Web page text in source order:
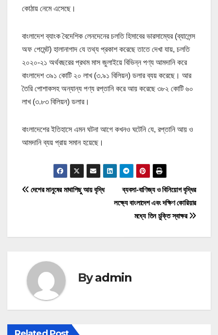
কোঠায় নেমে এসেছে।
বাংলাদেশ ব্যাংক বৈদেশিক লেনদেনের চলতি হিসাবের ভারসাম্যের (ব্যালেন্স
অফ পেমেন্ট) হালানাগাদ যে তথ্য প্রকাশ করেছে তাতে দেখা যায়, চলতি
২০২০-২১ অর্থবছরের প্রথম মাস জুলাইয়ে বিভিন্ন পণ্য আমদানি করে
বাংলাদেশ ৩৯১ কোটি ২০ লাখ (৩.৯১ বিলিয়ন) ডলার ব্যয় করেছে। আর
তৈরি পোশাকসহ অন্যান্য পণ্য রপ্তানি করে আয় করেছে ৩৮২ কোটি ৬০
লাখ (৩.৮৩ বিলিয়ন) ডলার।
বাংলাদেশের ইতিহাসে এমন ঘটনা আগে কখনও ঘটেনি যে, রপ্তানি আয় ও
আমদানি ব্যয় প্রায় সমান হয়েছে।
P
s
n
a
v
ব্যবসা-বাণিজ্য ও বিনিয়োগ বৃদ্ধির
লক্ষ্যে বাংলাদেশ এবং দক্ষিণ কোরিয়ার
মধ্যে তিন চুক্তি স্বাক্ষর
দেশের মানুষের মাথাপিছু আয় বৃদ্ধি
Byadmin